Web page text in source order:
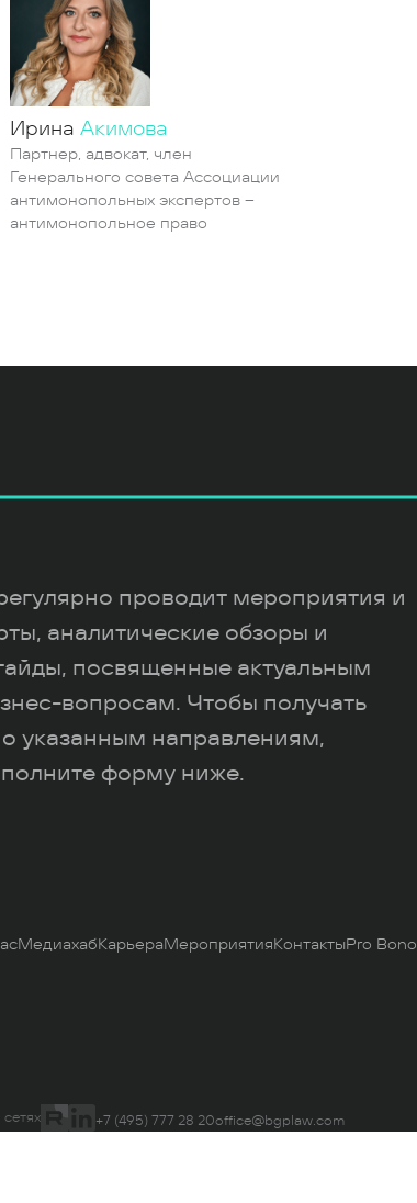
Ирина Акимова
Партнер, адвокат, член
Генерального совета Ассоциации
антимонопольных экспертов –
антимонопольное право
проводит мероприятия и
аналитические обзоры и
посвященные актуальным
вопросам. Чтобы получать
указанным направлениям,
форму ниже.
МедиахабКарьераМероприятияКонтактыPro Bono
+7 (495) 777 28 20office@bgplaw.com